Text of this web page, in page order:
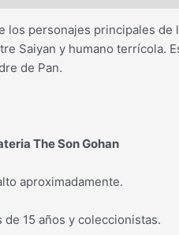
los personajes principales
Saiyan y humano terrícola.
de Pan.
The Son Gohan
aproximadamente.
de 15 años y coleccionistas.